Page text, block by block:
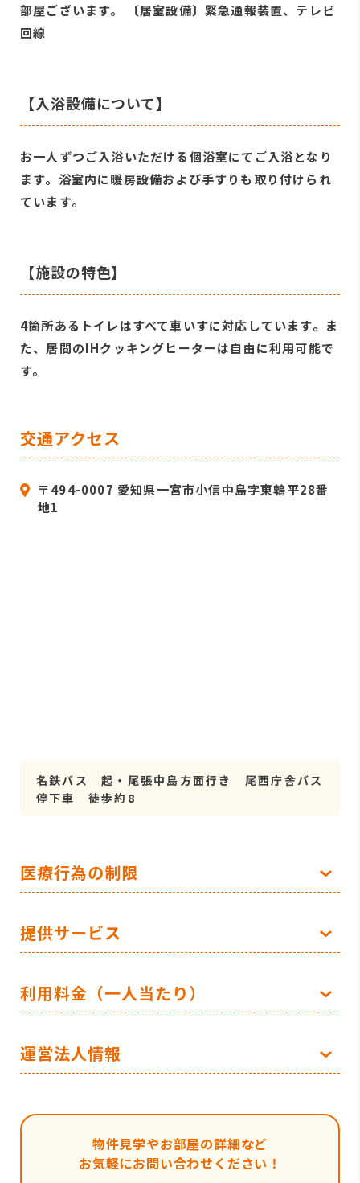
部屋ございます。 〔居室設備〕緊急通報装置、テレビ
回線
【入浴設備について】
お一人ずつご入浴いただける個浴室にてご入浴となり
ます。浴室内に暖房設備および手すりも取り付けられ
ています。
【施設の特色】
4箇所あるトイレはすべて車いすに対応しています。ま
た、居間のIHクッキングヒーターは自由に利用可能で
す。
交通アクセス
〒494-0007 愛知県一宮市小信中島字東鵯平28番
地1
名鉄バス 起・尾張中島方面行き 尾西庁舎バス
停下車 徒歩約8
医療行為の制限
提供サービス
利用料金（一人当たり）
運営法人情報
物件見学やお部屋の詳細など
お気軽にお問い合わせください！